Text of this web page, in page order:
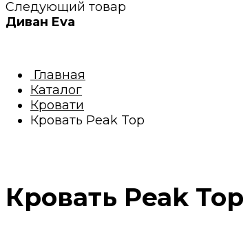
Следующий товар
Диван Eva
Главная
Каталог
Кровати
Кровать Peak Top
Кровать Peak Top